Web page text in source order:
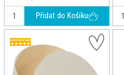
Přidat do Košíku